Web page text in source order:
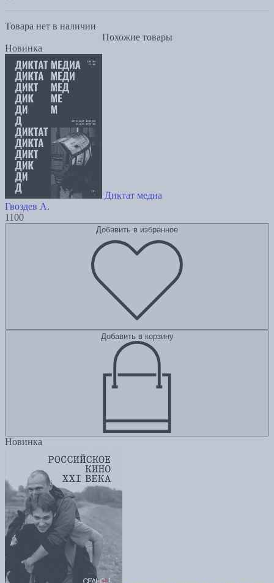
Товара нет в наличии
Похожие товары
Новинка
Диктат медиа
Гвоздев А.
1100
Добавить в избранное
Добавить в корзину
Новинка